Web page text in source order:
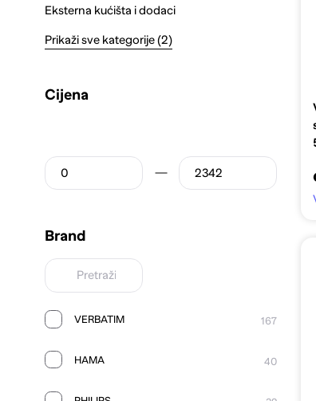
Eksterna kućišta i dodaci
Prikaži sve kategorije (2)
Cijena
Brand
VERBATIM 167
HAMA 40